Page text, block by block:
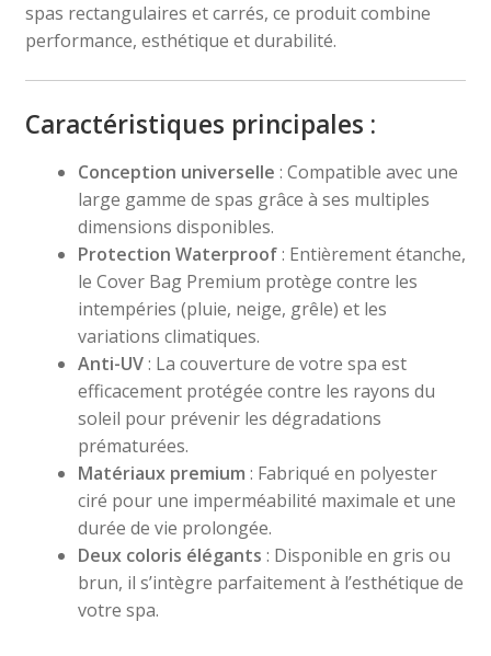
spas rectangulaires et carrés, ce produit combine
performance, esthétique et durabilité.
Caractéristiques principales :
Conception universelle : Compatible avec une
large gamme de spas grâce à ses multiples
dimensions disponibles.
Protection Waterproof: Entièrement étanche,
le Cover Bag Premium protège contre les
intempéries (pluie, neige, grêle) et les
variations climatiques.
Anti-UV: La couverture de votre spa est
efficacement protégée contre les rayons du
soleil pour prévenir les dégradations
prématurées.
Matériaux premium : Fabriqué en polyester
ciré pour une imperméabilité maximale et une
durée de vie prolongée.
Deux coloris élégants : Disponible en gris ou
brun, il s’intègre parfaitement à l’esthétique de
votre spa.